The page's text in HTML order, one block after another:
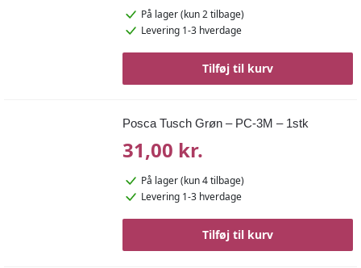
På lager(kun 2 tilbage)
Levering 1-3 hverdage
Tilføj til kurv
Posca Tusch Grøn – PC-3M – 1stk
31,00 kr.
På lager(kun 4 tilbage)
Levering 1-3 hverdage
Tilføj til kurv